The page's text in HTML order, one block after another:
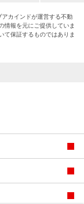
カインドが運営する不動
情報を元にご提供していま
て保証するものではありま